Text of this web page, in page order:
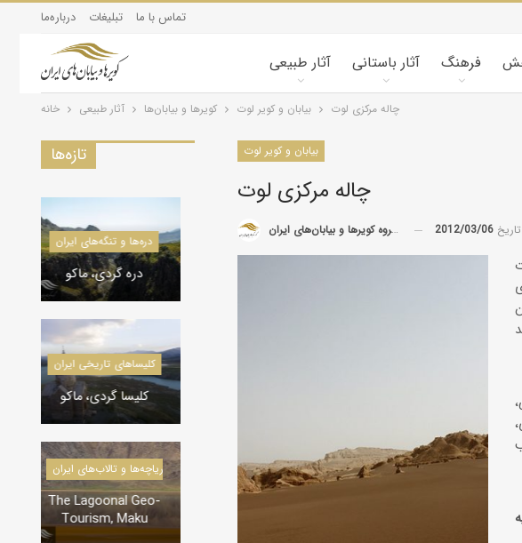
درباره‌ما تبلیغات تماس با ما
آثار طبیعی آثار باستانی فرهنگ
خانه آثار طبیعی کویرها و بیابان‌ها بیابان و کویر لوت چاله مرکزی لوت
بیابان و کویر لوت
چاله مرکزی لوت
توسط گروه کویرها و بیابان‌های ایران 2012/03/06
تازه‌ها
کویرشناسی
طوفان شن و راهکارها
کاروانسراها و قلعه‌های استان یزد
کاروانسرای رباط زین
الدین، مهریز
دره‌ها و تنگه‌های ایران
تنگه لی لی، دورود
دره‌ها و تنگه‌های ایران
درياچه‌‌ها و تالاب‌های ایران
The Lagoonal Geo-
شن و راهکارها
تنگه لی لی، دورود